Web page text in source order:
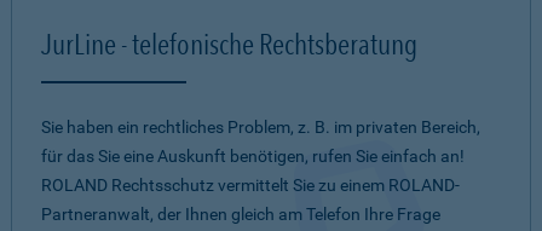
JurLine - telefonische Rechtsberatung
Sie haben ein rechtliches Problem, z. B. im privaten Bereich,
für das Sie eine Auskunft benötigen, rufen Sie einfach an!
ROLAND Rechtsschutz vermittelt Sie zu einem ROLAND-
Partneranwalt, der Ihnen gleich am Telefon Ihre Frage